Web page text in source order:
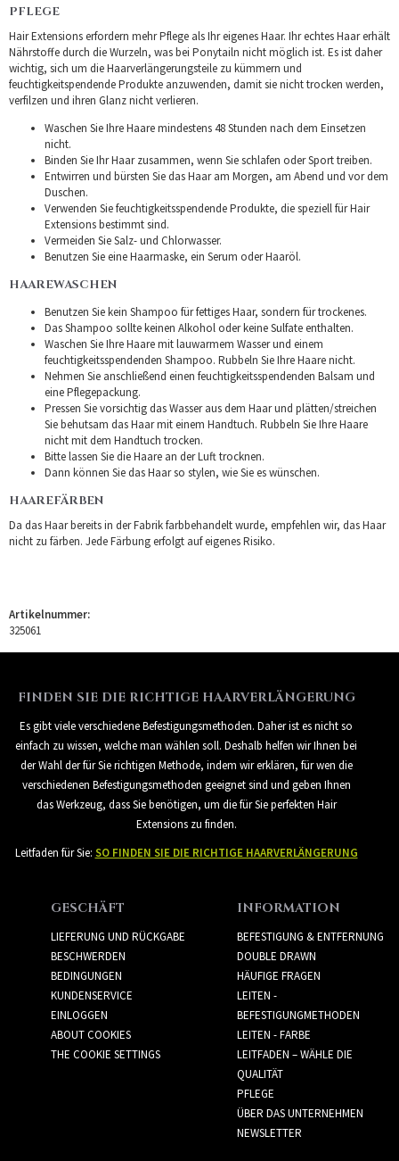
PFLEGE
Hair Extensions erfordern mehr Pflege als Ihr eigenes Haar. Ihr echtes Haar erhält
Nährstoffe durch die Wurzeln, was bei Ponytailn nicht möglich ist. Es ist daher
wichtig, sich um die Haarverlängerungsteile zu kümmern und
feuchtigkeitspendende Produkte anzuwenden, damit sie nicht trocken werden,
verfilzen und ihren Glanz nicht verlieren.
Waschen Sie Ihre Haare mindestens 48 Stunden nach dem Einsetzen
nicht.
Binden Sie Ihr Haar zusammen, wenn Sie schlafen oder Sport treiben.
Entwirren und bürsten Sie das Haar am Morgen, am Abend und vor dem
Duschen.
Verwenden Sie feuchtigkeitsspendende Produkte, die speziell für Hair
Extensions bestimmt sind.
Vermeiden Sie Salz- und Chlorwasser.
Benutzen Sie eine Haarmaske, ein Serum oder Haaröl.
HAAREWASCHEN
Benutzen Sie kein Shampoo für fettiges Haar, sondern für trockenes.
Das Shampoo sollte keinen Alkohol oder keine Sulfate enthalten.
Waschen Sie Ihre Haare mit lauwarmem Wasser und einem
feuchtigkeitsspendenden Shampoo. Rubbeln Sie Ihre Haare nicht.
Nehmen Sie anschließend einen feuchtigkeitsspendenden Balsam und
eine Pflegepackung.
Pressen Sie vorsichtig das Wasser aus dem Haar und plätten/streichen
Sie behutsam das Haar mit einem Handtuch. Rubbeln Sie Ihre Haare
nicht mit dem Handtuch trocken.
Bitte lassen Sie die Haare an der Luft trocknen.
Dann können Sie das Haar so stylen, wie Sie es wünschen.
HAAREFÄRBEN
Da das Haar bereits in der Fabrik farbbehandelt wurde, empfehlen wir, das Haar
nicht zu färben. Jede Färbung erfolgt auf eigenes Risiko.
Artikelnummer:
325061
FINDEN SIE DIE RICHTIGE HAARVERLÄNGERUNG
Es gibt viele verschiedene Befestigungsmethoden. Daher ist es nicht so
einfach zu wissen, welche man wählen soll. Deshalb helfen wir Ihnen bei
der Wahl der für Sie richtigen Methode, indem wir erklären, für wen die
verschiedenen Befestigungsmethoden geeignet sind und geben Ihnen
das Werkzeug, dass Sie benötigen, um die für Sie perfekten Hair
Extensions zu finden.
Leitfaden für Sie: SO FINDEN SIE DIE RICHTIGE HAARVERLÄNGERUNG
GESCHÄFT
LIEFERUNG UND RÜCKGABE
BESCHWERDEN
BEDINGUNGEN
KUNDENSERVICE
EINLOGGEN
ABOUT COOKIES
THE COOKIE SETTINGS
INFORMATION
BEFESTIGUNG & ENTFERNUNG
DOUBLE DRAWN
HÄUFIGE FRAGEN
LEITEN -
BEFESTIGUNGMETHODEN
LEITEN - FARBE
LEITFADEN – WÄHLE DIE
QUALITÄT
PFLEGE
ÜBER DAS UNTERNEHMEN
NEWSLETTER